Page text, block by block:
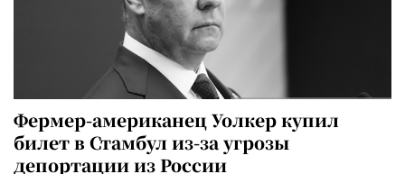
Фермер-американец Уолкер купил
билет в Стамбул из-за угрозы
депортации из России